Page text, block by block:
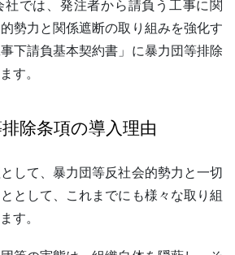
では、発注者から請負う工事に関
勢力と関係遮断の取り組みを強化す
下請負基本契約書」に暴力団等排除
す。
除条項の導入理由
して、暴力団等反社会的勢力と一切
として、これまでにも様々な取り組
す。